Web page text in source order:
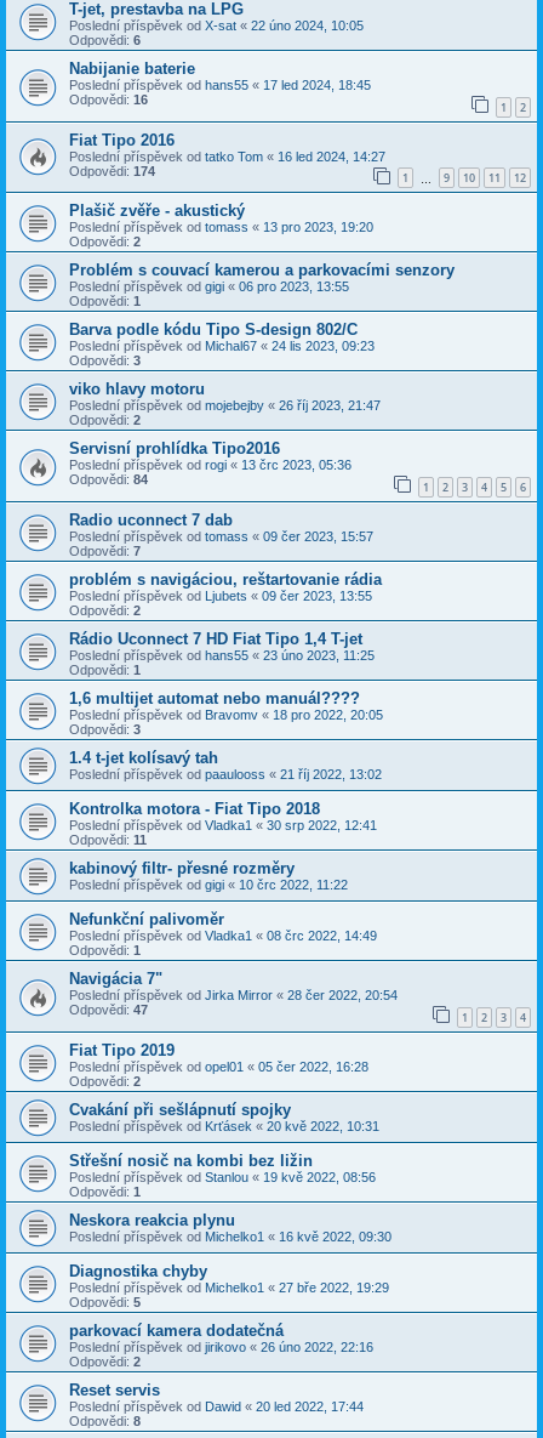
T-jet, prestavba na LPG
Poslední příspěvek od X-sat « 22 úno 2024, 10:05
Odpovědi: 6
Nabijanie baterie
Poslední příspěvek od hans55 « 17 led 2024, 18:45
Odpovědi: 16 1 2
Fiat Tipo 2016
Poslední příspěvek od tatko Tom « 16 led 2024, 14:27
Odpovědi: 174 1 9 10 11 12
Plašič zvěře - akustický
Poslední příspěvek od tomass « 13 pro 2023, 19:20
Odpovědi: 2
Problém s couvací kamerou a parkovacími senzory
Poslední příspěvek od gigi « 06 pro 2023, 13:55
Odpovědi: 1
Barva podle kódu Tipo S-design 802/C
Poslední příspěvek od Michal67 « 24 lis 2023, 09:23
Odpovědi: 3
viko hlavy motoru
Poslední příspěvek od mojebejby « 26 říj 2023, 21:47
Odpovědi: 2
Servisní prohlídka Tipo2016
Poslední příspěvek od rogi « 13 črc 2023, 05:36
Odpovědi: 84 1 2 3 4 5 6
Radio uconnect 7 dab
Poslední příspěvek od tomass « 09 čer 2023, 15:57
Odpovědi: 7
problém s navigáciou, reštartovanie rádia
Poslední příspěvek od Ljubets « 09 čer 2023, 13:55
Odpovědi: 2
Rádio Uconnect 7 HD Fiat Tipo 1,4 T-jet
Poslední příspěvek od hans55 « 23 úno 2023, 11:25
Odpovědi: 1
1,6 multijet automat nebo manuál????
Poslední příspěvek od Bravomv « 18 pro 2022, 20:05
Odpovědi: 3
1.4 t-jet kolísavý tah
Poslední příspěvek od paaulooss « 21 říj 2022, 13:02
Kontrolka motora - Fiat Tipo 2018
Poslední příspěvek od Vladka1 « 30 srp 2022, 12:41
Odpovědi: 11
kabinový filtr- přesné rozměry
Poslední příspěvek od gigi « 10 črc 2022, 11:22
Nefunkční palivoměr
Poslední příspěvek od Vladka1 « 08 črc 2022, 14:49
Odpovědi: 1
Navigácia 7"
Poslední příspěvek od Jirka Mirror « 28 čer 2022, 20:54
Odpovědi: 47 1 2 3 4
Fiat Tipo 2019
Poslední příspěvek od opel01 « 05 čer 2022, 16:28
Odpovědi: 2
Cvakání při sešlápnutí spojky
Poslední příspěvek od Krťásek « 20 kvě 2022, 10:31
Střešní nosič na kombi bez ližin
Poslední příspěvek od Stanlou « 19 kvě 2022, 08:56
Odpovědi: 1
Neskora reakcia plynu
Poslední příspěvek od Michelko1 « 16 kvě 2022, 09:30
Diagnostika chyby
Poslední příspěvek od Michelko1 « 27 bře 2022, 19:29
Odpovědi: 5
parkovací kamera dodatečná
Poslední příspěvek od jirikovo « 26 úno 2022, 22:16
Odpovědi: 2
Reset servis
Poslední příspěvek od Dawid « 20 led 2022, 17:44
Odpovědi: 8